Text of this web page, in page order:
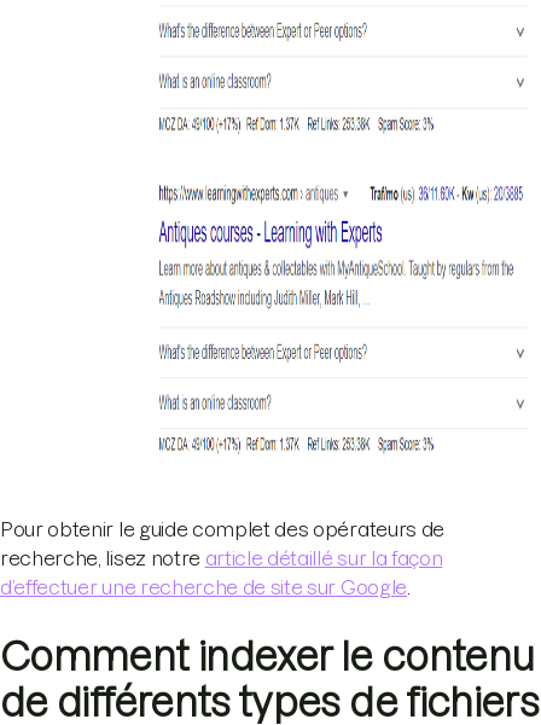
Pour obtenir le guide complet des opérateurs de
recherche, lisez notre article détaillé sur la façon
d’effectuer une recherche de site sur Google
Comment indexer le contenu
de différents types de fichiers